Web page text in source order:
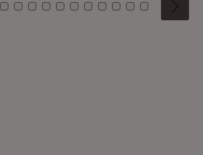
0 1 2
Kachel: 3
Zu Kachel: 4
Zu Kachel: 5
Zu Kachel: 6
Zu Kachel: 7
Zu Kachel: 8
Zu Kachel: 9
Zu Kachel: 10
Zu Kachel: 11
Zu Kachel: 12
Zu Kachel:
Zu